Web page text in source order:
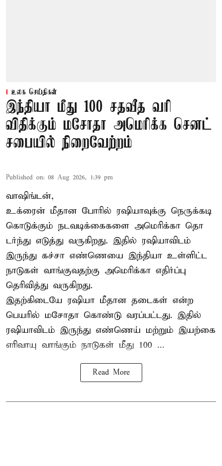
உலக செய்திகள்
இந்தியா மீது 100 சதவீத வரி
விதிக்கும் மசோதா அமெரிக்க செனட்
சபையில் நிறைவேற்றம்
Published on: 08 Aug 2026, 1:39 pm
வாஷிங்டன்,
உக்ரைன் மீதான போரில் ரஷியாவுக்கு நெருக்கடி
கொடுக்கும் நடவடிக்கைகளை அமெரிக்கா தொ
டர்ந்து எடுத்து வருகிறது. இதில் ரஷியாவிடம்
இருந்து கச்சா எண்ணெயை இந்தியா உள்ளிட்ட
நாடுகள் வாங்குவதற்கு அமெரிக்கா எதிர்ப்பு
தெரிவித்து வருகிறது.
இதற்கிடையே ரஷியா மீதான தடைகள் என்ற
பெயரில் மசோதா கொண்டு வரப்பட்டது. இதில்
ரஷியாவிடம் இருந்து எண்ணெய் மற்றும் இயற்கை
எரிவாயு வாங்கும் நாடுகள் மீது 100 ...
Read More